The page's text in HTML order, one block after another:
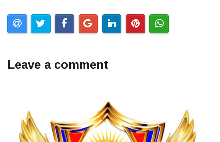
Leave a comment